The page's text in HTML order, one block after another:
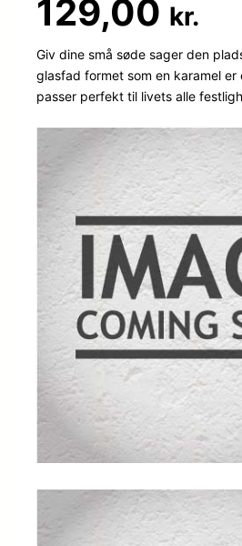
som4.9
ud af 5
baseret på
kundebedø
129,00 kr.
Giv dine små søde sager den
glasfad formet som en karamel
passer perfekt til livets alle